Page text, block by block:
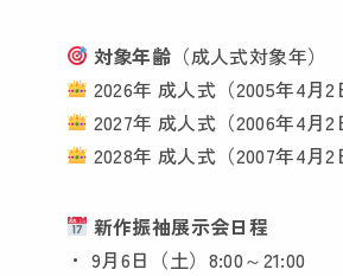
対象年齢 （成人式対象年）
2026年 成人式（2005年4月
2027年 成人式（2006年4月
2028年 成人式（2007年4月
新作振袖展示会日程
・ 9月6日（土）8:00～21:00